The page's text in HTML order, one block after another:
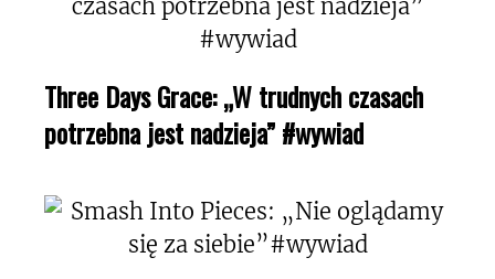
Three Days Grace: „W trudnych czasach
potrzebna jest nadzieja” #wywiad